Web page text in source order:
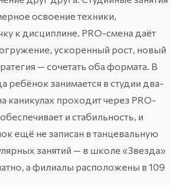
освоение техники,
к дисциплине. PRO-смена даёт
ускоренный рост, новый
— сочетать оба формата. В
ребёнок занимается в студии два-
каникулах проходит через PRO-
и стабильность, и
ещё не записан в танцевальную
занятий — в школе «Звезда»
а филиалы расположены в 109